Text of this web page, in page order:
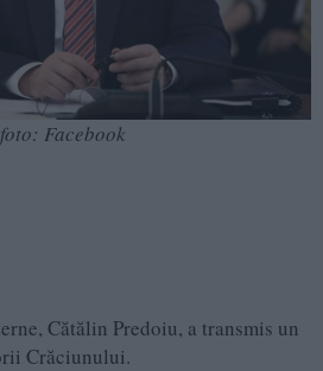
Facebook
Cătălin Predoiu, a transmis un
Crăciunului.